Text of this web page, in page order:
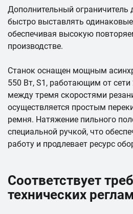
Дополнительный ограничитель
быстро выставлять
обеспечивая высокую
производстве.
Станок оснащен мощным
550 Вт, S1, работающим от
между тремя скоростями
осуществляется простым
ремня. Натяжение пильного
специальной ручкой, что
работу и продлевает ресурс
Соответствует
технических